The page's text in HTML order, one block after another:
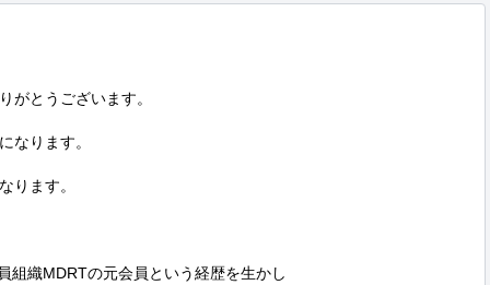
がとうございます。
なります。
ります。
組織MDRTの元会員という経歴を生かし